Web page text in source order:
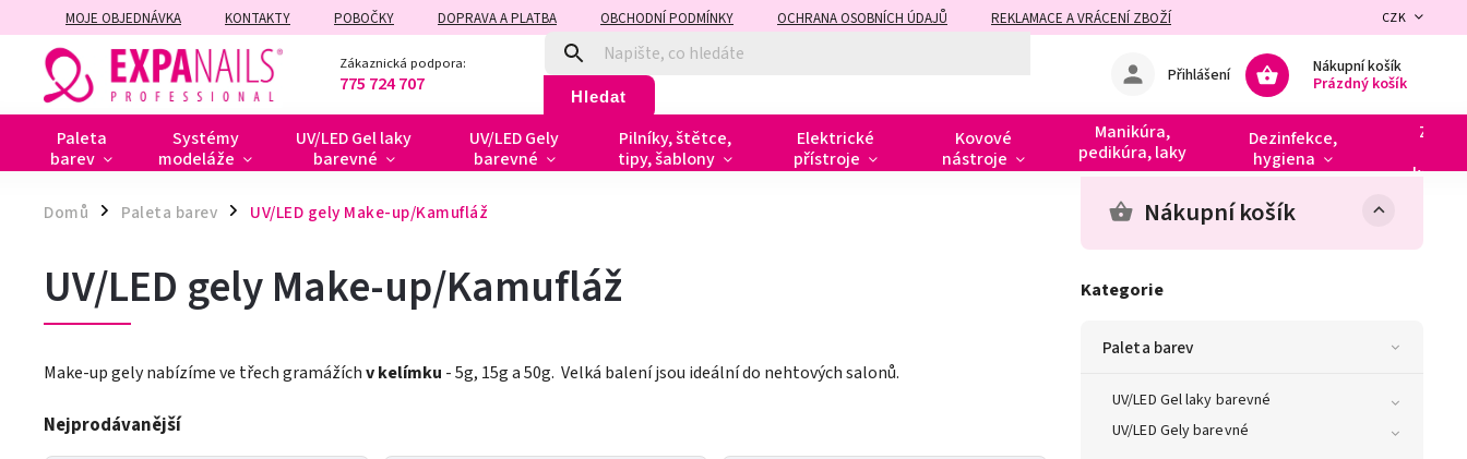
MOJE OBJEDNÁVKA KONTAKTY POBOČKY DOPRAVA A PLATBA OBCHODNÍ PODMÍNKY OCHRANA OSOBNÍCH ÚDAJŮ
REKLAMACE A VRÁCENÍ ZBOŽÍ
ZÁRUČNÍ A POZÁRUČNÍ OPRAVY
CZK
Zákaznická podpora:
775 724 707 Hledat
Nákupní košík
Prázdný košík
Přihlášení
Paleta
barev
Systémy
modeláže
UV/LED Gel laky
barevné
UV/LED Gely
barevné
Pilníky, štětce,
tipy, šablony
Elektrické
přístroje
Kovové
nástroje
Manikúra,
pedikúra, laky
Dezinfekce,
hygiena
Domů / Paleta barev / UV/LED gely Make-up/Kamufláž Nákupní košík
Kategorie
Paleta barev
UV/LED Gel laky barevné
UV/LED Gely barevné
UV/LED gely Make-up/Kamufláž
Make-up gely nabízíme ve třech gramážíchv kelímku - 5g, 15g a 50g. Velká balení jsou ideální do nehtových salonů.
Nejprodávanější